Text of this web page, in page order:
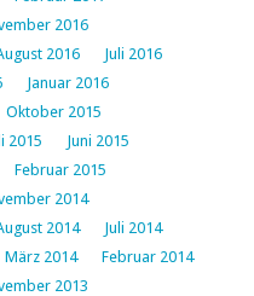
2016
2016
Juli 2016
Januar 2016
Oktober 2015
2015
Juni 2015
Februar 2015
2014
2014
Juli 2014
März 2014
Februar 2014
2013